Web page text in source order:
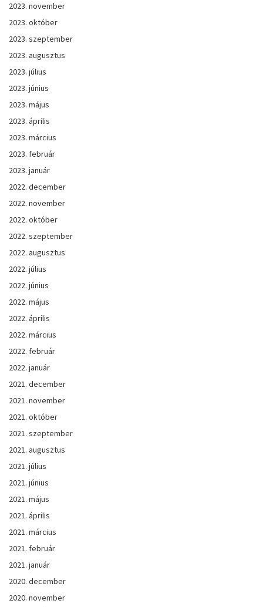
2023. november
2023. október
2023. szeptember
2023. augusztus
2023. július
2023. június
2023. május
2023. április
2023. március
2023. február
2023. január
2022. december
2022. november
2022. október
2022. szeptember
2022. augusztus
2022. július
2022. június
2022. május
2022. április
2022. március
2022. február
2022. január
2021. december
2021. november
2021. október
2021. szeptember
2021. augusztus
2021. július
2021. június
2021. május
2021. április
2021. március
2021. február
2021. január
2020. december
2020. november